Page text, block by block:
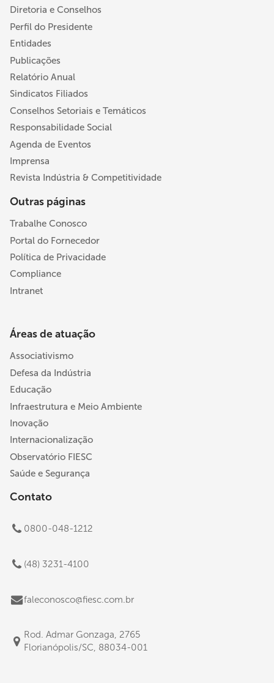
Diretoria e Conselhos
Perfil do Presidente
Entidades
Publicações
Relatório Anual
Sindicatos Filiados
Conselhos Setoriais e Temáticos
Responsabilidade Social
Agenda de Eventos
Imprensa
Revista Indústria & Competitividade
Outras páginas
Trabalhe Conosco
Portal do Fornecedor
Política de Privacidade
Compliance
Intranet
Áreas de atuação
Associativismo
Defesa da Indústria
Educação
Infraestrutura e Meio Ambiente
Inovação
Internacionalização
Observatório FIESC
Saúde e Segurança
Contato
0800-048-1212
(48) 3231-4100
faleconosco@fiesc.com.br
Rod. Admar Gonzaga, 2765
Florianópolis/SC, 88034-001